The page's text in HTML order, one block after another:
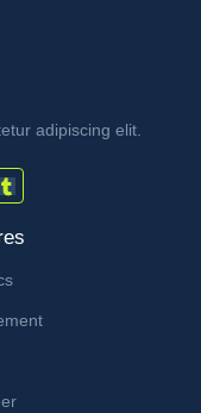
adipiscing elit.